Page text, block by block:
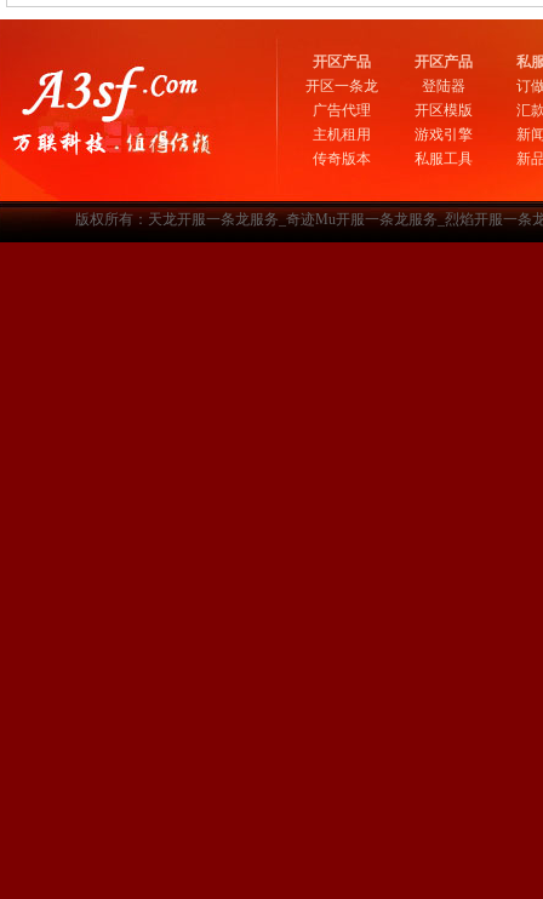
开区产品
开区一条龙
广告代理
主机租用
传奇版本
开区产品
登陆器
开区模版
游戏引擎
私服工具
私
订
汇
新
新
版权所有：天龙开服一条龙服务_奇迹Mu开服一条龙服务_烈焰开服一条